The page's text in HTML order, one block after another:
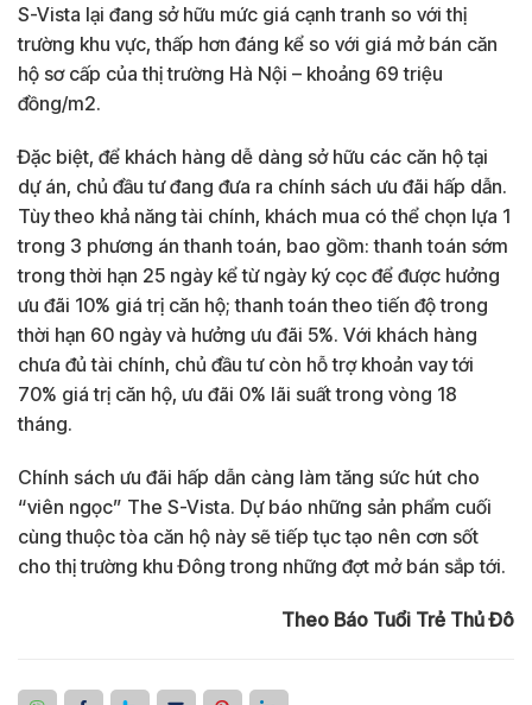
S-Vista lại đang sở hữu mức giá cạnh tranh so với thị
trường khu vực, thấp hơn đáng kể so với giá mở bán căn
hộ sơ cấp của thị trường Hà Nội – khoảng 69 triệu
đồng/m2.
Đặc biệt, để khách hàng dễ dàng sở hữu các căn hộ tại
dự án, chủ đầu tư đang đưa ra chính sách ưu đãi hấp dẫn.
Tùy theo khả năng tài chính, khách mua có thể chọn lựa 1
trong 3 phương án thanh toán, bao gồm: thanh toán sớm
trong thời hạn 25 ngày kể từ ngày ký cọc để được hưởng
ưu đãi 10% giá trị căn hộ; thanh toán theo tiến độ trong
thời hạn 60 ngày và hưởng ưu đãi 5%. Với khách hàng
chưa đủ tài chính, chủ đầu tư còn hỗ trợ khoản vay tới
70% giá trị căn hộ, ưu đãi 0% lãi suất trong vòng 18
tháng.
Chính sách ưu đãi hấp dẫn càng làm tăng sức hút cho
“viên ngọc” The S-Vista. Dự báo những sản phẩm cuối
cùng thuộc tòa căn hộ này sẽ tiếp tục tạo nên cơn sốt
cho thị trường khu Đông trong những đợt mở bán sắp tới.
Theo Báo Tuổi Trẻ Thủ Đô